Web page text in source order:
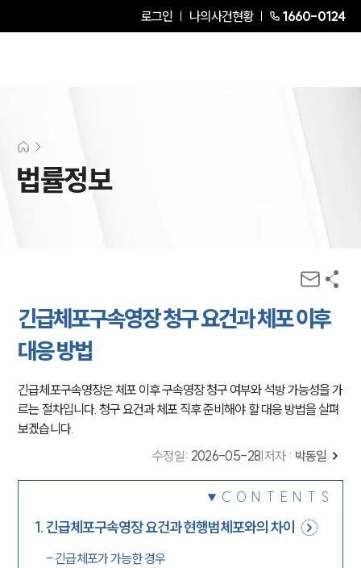
로그인 나의사건현황 1660-0124
법률정보
긴급체포구속영장 청구 요건과 체포 이후
대응 방법
긴급체포구속영장은 체포 이후 구속영장 청구 여부와 석방 가능성을 가
르는 절차입니다. 청구 요건과 체포 직후 준비해야 할 대응 방법을 살펴
보겠습니다.
수정일: 2026-05-28 저자 : 박동일
CONTENTS
1.긴급체포구속영장 요건과 현행범체포와의 차이
- 긴급체포가 가능한 경우